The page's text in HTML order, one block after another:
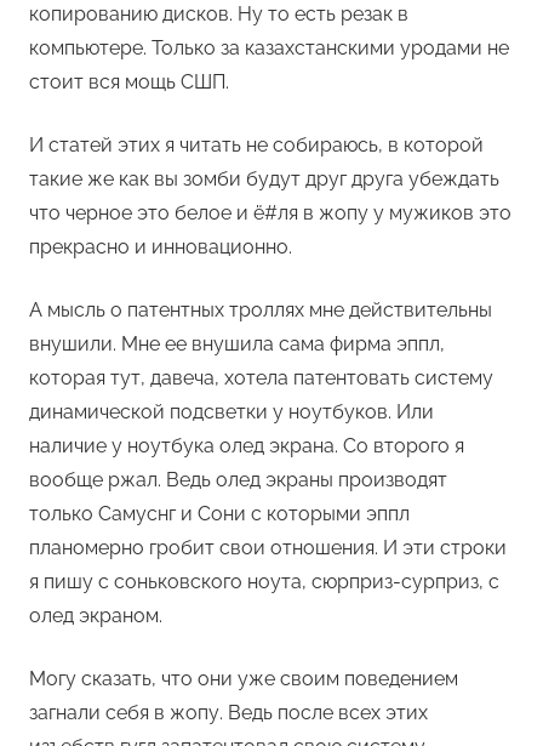
копированию дисков. Ну то есть резак в
компьютере. Только за казахстанскими уродами не
стоит вся мощь СШП.
И статей этих я читать не собираюсь, в которой
такие же как вы зомби будут друг друга убеждать
что черное это белое и ё#ля в жопу у мужиков это
прекрасно и инновационно.
А мысль о патентных троллях мне действительны
внушили. Мне ее внушила сама фирма эппл,
которая тут, давеча, хотела патентовать систему
динамической подсветки у ноутбуков. Или
наличие у ноутбука олед экрана. Со второго я
вообще ржал. Ведь олед экраны производят
только Самуснг и Сони с которыми эппл
планомерно гробит свои отношения. И эти строки
я пишу с соньковского ноута, сюрприз-сурприз, с
олед экраном.
Могу сказать, что они уже своим поведением
загнали себя в жопу. Ведь после всех этих